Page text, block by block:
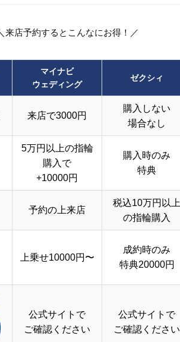
来店予約するとこんなにお得！／
マイナビ
ウェディング
ゼクシィ
来店で3000円
購入しない
場合なし
5万円以上の指輪
購入で
+10000円
購入時のみ
特典
予約の上来店
税込10万円以上
の指輪購入
上乗せ10000円〜
成約時のみ
特典20000円
公式サイトで
ご確認ください
公式サイトで
ご確認ください